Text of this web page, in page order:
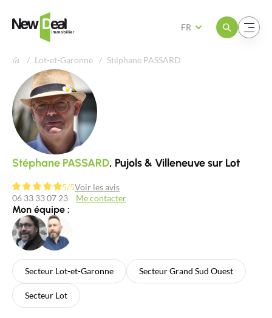
Ouvrir le menuOuvrir le menu
FR
Lot-et-Garonne Stéphane PASSARD
Stéphane PASSARD, Pujols & Villeneuve sur Lot
5/5Voir les avis
06 33 33 07 23
Me contacter
Mon équipe :
Secteur Lot-et-Garonne Secteur Grand Sud Ouest
Secteur Lot